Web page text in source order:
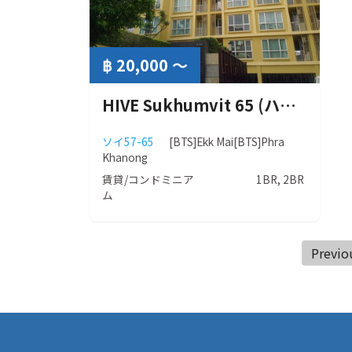
฿ 20,000 ～
HIVE Sukhumvit 65 (ハイブ スクンビット65)
ソイ57-65 [BTS]Ekk Mai[BTS]Phra
Khanong
賃貸/コンドミニア
ム
1BR, 2BR